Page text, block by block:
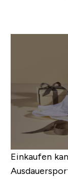
Einkaufen